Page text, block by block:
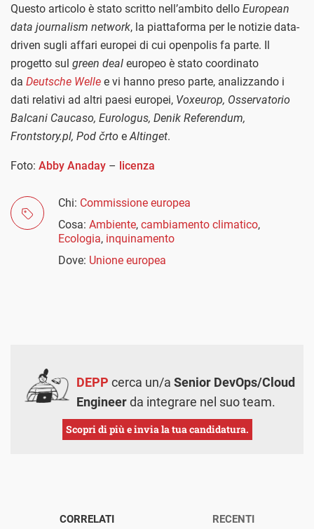
Questo articolo è stato scritto nell’ambito dello European
data journalism network, la piattaforma per le notizie data-
driven sugli affari europei di cui openpolis fa parte. Il
progetto sul green deal europeo è stato coordinato
da Deutsche Welle e vi hanno preso parte, analizzando i
dati relativi ad altri paesi europei, Voxeurop, Osservatorio
Balcani Caucaso, Eurologus, Denik Referendum,
Frontstory.pl, Pod črto e Altinget.
Foto: Abby Anaday – licenza
Chi: Commissione europea
Cosa: Ambiente, cambiamento climatico,
Ecologia, inquinamento
Dove: Unione europea
DEPP cerca un/a Senior DevOps/Cloud
Engineerda integrare nel suo team.
Scopri di più e invia la tua candidatura.
CORRELATI RECENTI